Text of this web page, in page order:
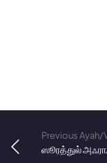
Previous Ayah/
ஸூரத்துல்